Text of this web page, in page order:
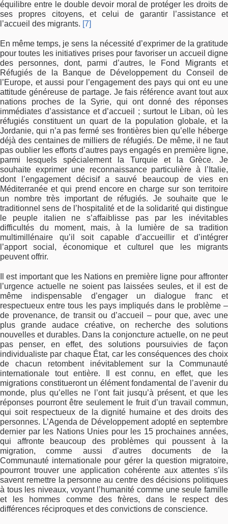
équilibre entre le double devoir moral de protéger les droits de
ses propres citoyens, et celui de garantir l’assistance et
l’accueil des migrants. [7]
En même temps, je sens la nécessité d’exprimer de la gratitude
pour toutes les initiatives prises pour favoriser un accueil digne
des personnes, dont, parmi d’autres, le Fond Migrants et
Réfugiés de la Banque de Développement du Conseil de
l’Europe, et aussi pour l’engagement des pays qui ont eu une
attitude généreuse de partage. Je fais référence avant tout aux
nations proches de la Syrie, qui ont donné des réponses
immédiates d’assistance et d’accueil ; surtout le Liban, où les
réfugiés constituent un quart de la population globale, et la
Jordanie, qui n’a pas fermé ses frontières bien qu’elle héberge
déjà des centaines de milliers de réfugiés. De même, il ne faut
pas oublier les efforts d’autres pays engagés en première ligne,
parmi lesquels spécialement la Turquie et la Grèce. Je
souhaite exprimer une reconnaissance particulière à l’Italie,
dont l’engagement décisif a sauvé beaucoup de vies en
Méditerranée et qui prend encore en charge sur son territoire
un nombre très important de réfugiés. Je souhaite que le
traditionnel sens de l’hospitalité et de la solidarité qui distingue
le peuple italien ne s’affaiblisse pas par les inévitables
difficultés du moment, mais, à la lumière de sa tradition
multimillénaire qu’il soit capable d’accueillir et d’intégrer
l’apport social, économique et culturel que les migrants
peuvent offrir.
Il est important que les Nations en première ligne pour affronter
l’urgence actuelle ne soient pas laissées seules, et il est de
même indispensable d’engager un dialogue franc et
respectueux entre tous les pays impliqués dans le problème –
de provenance, de transit ou d’accueil – pour que, avec une
plus grande audace créative, on recherche des solutions
nouvelles et durables. Dans la conjoncture actuelle, on ne peut
pas penser, en effet, des solutions poursuivies de façon
individualiste par chaque État, car les conséquences des choix
de chacun retombent inévitablement sur la Communauté
internationale tout entière. Il est connu, en effet, que les
migrations constitueront un élément fondamental de l’avenir du
monde, plus qu’elles ne l’ont fait jusqu’à présent, et que les
réponses pourront être seulement le fruit d’un travail commun,
qui soit respectueux de la dignité humaine et des droits des
personnes. L’Agenda de Développement adopté en septembre
dernier par les Nations Unies pour les 15 prochaines années,
qui affronte beaucoup des problèmes qui poussent à la
migration, comme aussi d’autres documents de la
Communauté internationale pour gérer la question migratoire,
pourront trouver une application cohérente aux attentes s’ils
savent remettre la personne au centre des décisions politiques
à tous les niveaux, voyant l’humanité comme une seule famille
et les hommes comme des frères, dans le respect des
différences réciproques et des convictions de conscience.